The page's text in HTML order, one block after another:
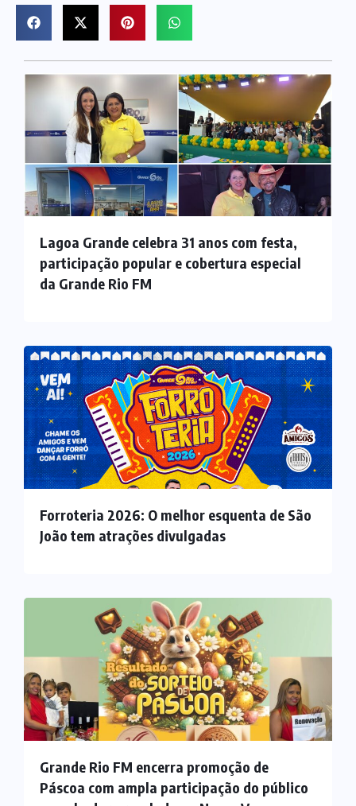
Lagoa Grande celebra 31 anos com festa,
participação popular e cobertura especial
da Grande Rio FM
Forroteria 2026: O melhor esquenta de São
João tem atrações divulgadas
Grande Rio FM encerra promoção de
Páscoa com ampla participação do público